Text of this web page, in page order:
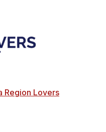
Region Lovers